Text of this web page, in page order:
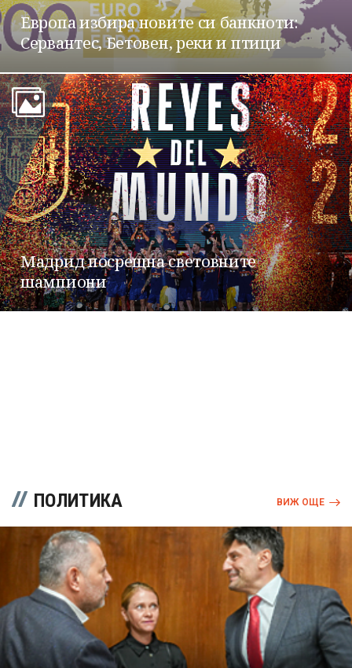
Европа избира новите си банкноти:
Сервантес, Бетовен, реки и птици
Мадрид посрещна световните
шампиони
ПОЛИТИКА ВИЖ ОЩЕ